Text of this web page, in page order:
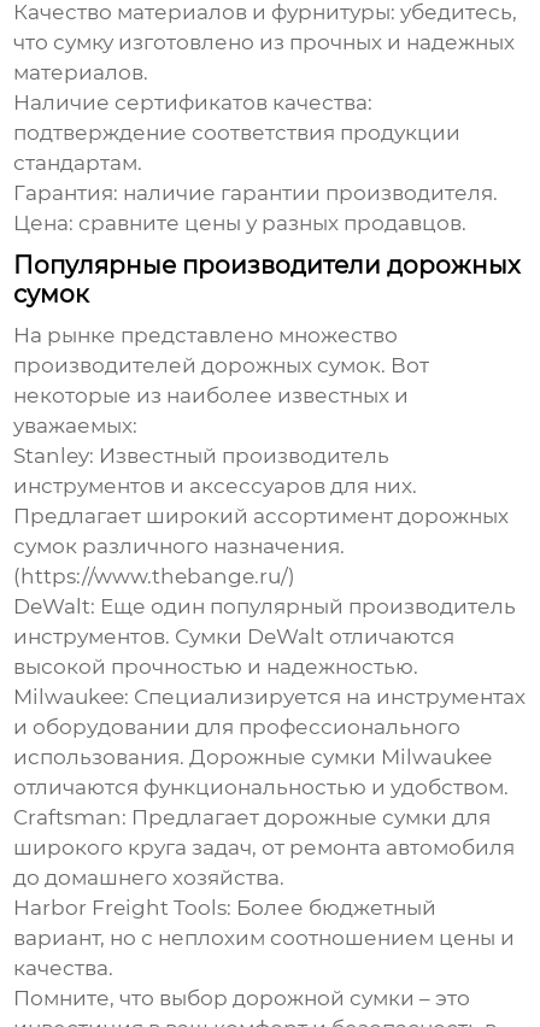
Качество материалов и фурнитуры: убедитесь,
что сумку изготовлено из прочных и надежных
материалов.
Наличие сертификатов качества:
подтверждение соответствия продукции
стандартам.
Гарантия: наличие гарантии производителя.
Цена: сравните цены у разных продавцов.
Популярные производители дорожных
сумок
На рынке представлено множество
производителей дорожных сумок. Вот
некоторые из наиболее известных и
уважаемых:
Stanley: Известный производитель
инструментов и аксессуаров для них.
Предлагает широкий ассортиментдорожных
сумок различного назначения.
(https://www.thebange.ru/)
DeWalt: Еще один популярный производитель
инструментов. Сумки DeWalt отличаются
высокой прочностью и надежностью.
Milwaukee: Специализируется на инструментах
и оборудовании для профессионального
использования.Дорожные сумки Milwaukee
отличаются функциональностью и удобством.
Craftsman: Предлагаетдорожные сумки для
широкого круга задач, от ремонта автомобиля
до домашнего хозяйства.
Harbor Freight Tools: Более бюджетный
вариант, но с неплохим соотношением цены и
качества.
Помните, что выбордорожной сумки – это